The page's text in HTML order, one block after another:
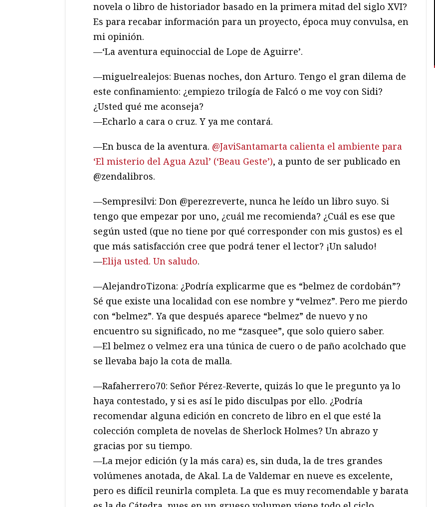
novela o libro de historiador basado en la primera mitad del siglo XVI?
Es para recabar información para un proyecto, época muy convulsa, en
mi opinión.
—‘La aventura equinoccial de Lope de Aguirre’.
—miguelrealejos: Buenas noches, don Arturo. Tengo el gran dilema de
este confinamiento: ¿empiezo trilogía de Falcó o me voy con Sidi?
¿Usted qué me aconseja?
—Echarlo a cara o cruz. Y ya me contará.
—En busca de la aventura. @JaviSantamarta calienta el ambiente para
‘El misterio del Agua Azul’ (‘Beau Geste’), a punto de ser publicado en
@zendalibros.
—Sempresilvi: Don @perezreverte, nunca he leído un libro suyo. Si
tengo que empezar por uno, ¿cuál me recomienda? ¿Cuál es ese que
según usted (que no tiene por qué corresponder con mis gustos) es el
que más satisfacción cree que podrá tener el lector? ¡Un saludo!
—Elija usted. Un saludo.
—AlejandroTizona: ¿Podría explicarme que es “belmez de cordobán”?
Sé que existe una localidad con ese nombre y “velmez”. Pero me pierdo
con “belmez”. Ya que después aparece “belmez” de nuevo y no
encuentro su significado, no me “zasquee”, que solo quiero saber.
—El belmez o velmez era una túnica de cuero o de paño acolchado que
se llevaba bajo la cota de malla.
—Rafaherrero70: Señor Pérez-Reverte, quizás lo que le pregunto ya lo
haya contestado, y si es así le pido disculpas por ello. ¿Podría
recomendar alguna edición en concreto de libro en el que esté la
colección completa de novelas de Sherlock Holmes? Un abrazo y
gracias por su tiempo.
—La mejor edición (y la más cara) es, sin duda, la de tres grandes
volúmenes anotada, de Akal. La de Valdemar en nueve es excelente,
pero es difícil reunirla completa. La que es muy recomendable y barata